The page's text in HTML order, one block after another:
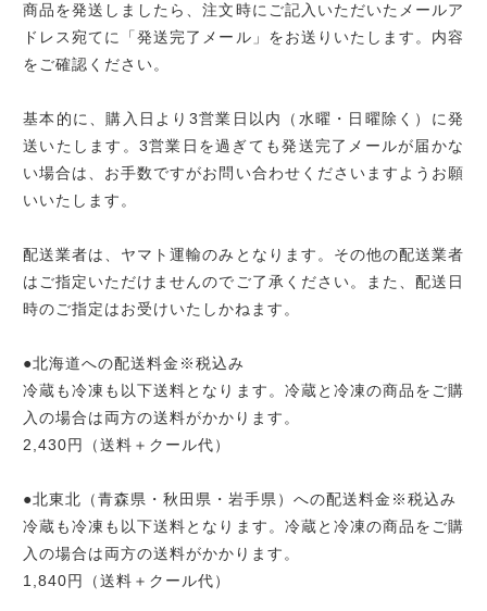
商品を発送しましたら、注文時にご記入いただいたメールア
ドレス宛てに「発送完了メール」をお送りいたします。内容
をご確認ください。
基本的に、購入日より3営業日以内（水曜・日曜除く）に発
送いたします。3営業日を過ぎても発送完了メールが届かな
い場合は、お手数ですがお問い合わせくださいますようお願
いいたします。
配送業者は、ヤマト運輸のみとなります。その他の配送業者
はご指定いただけませんのでご了承ください。また、配送日
時のご指定はお受けいたしかねます。
●北海道への配送料金※税込み
冷蔵も冷凍も以下送料となります。冷蔵と冷凍の商品をご購
入の場合は両方の送料がかかります。
2,430円（送料＋クール代）
●北東北（青森県・秋田県・岩手県）への配送料金※税込み
冷蔵も冷凍も以下送料となります。冷蔵と冷凍の商品をご購
入の場合は両方の送料がかかります。
1,840円（送料＋クール代）